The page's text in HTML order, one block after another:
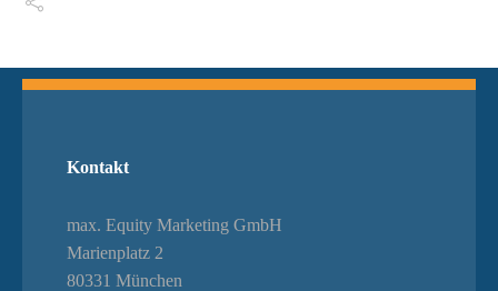
Kontakt
max. Equity Marketing GmbH
Marienplatz 2
80331 München